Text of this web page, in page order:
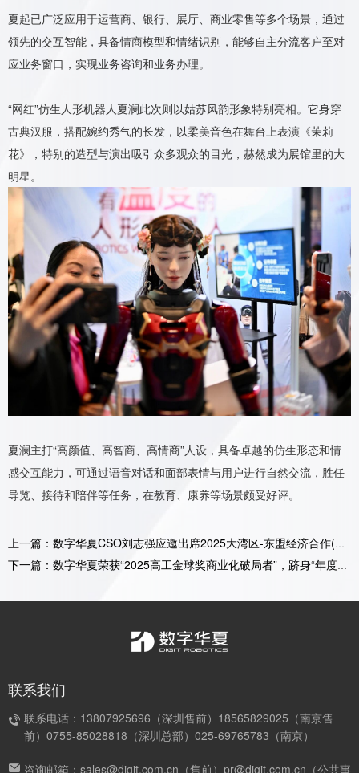
夏起已广泛应用于运营商、银行、展厅、商业零售等多个场景，通过
领先的交互智能，具备情商模型和情绪识别，能够自主分流客户至对
应业务窗口，实现业务咨询和业务办理。
“网红”仿生人形机器人夏澜此次则以姑苏风韵形象特别亮相。它身穿
古典汉服，搭配婉约秀气的长发，以柔美音色在舞台上表演《茉莉
花》，特别的造型与演出吸引众多观众的目光，赫然成为展馆里的大
明星。
夏澜主打“高颜值、高智商、高情商”人设，具备卓越的仿生形态和情
感交互能力，可通过语音对话和面部表情与用户进行自然交流，胜任
导览、接待和陪伴等任务，在教育、康养等场景颇受好评。
上一篇：数字华夏CSO刘志强应邀出席2025大湾区-东盟经济合作(前海)论坛
下一篇：数字华夏荣获“2025高工金球奖商业化破局者”，跻身“年度力量榜”！
联系我们
联系电话：13807925696（深圳售前）18565829025（南京售
前）0755-85028818（深圳总部）025-69765783（南京）
咨询邮箱：sales@digit.com.cn（售前）pr@digit.com.cn（公共事